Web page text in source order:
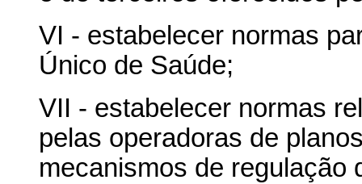
VI - estabelecer normas
Único de Saúde;
VII - estabelecer normas
pelas operadoras de
mecanismos de regulação